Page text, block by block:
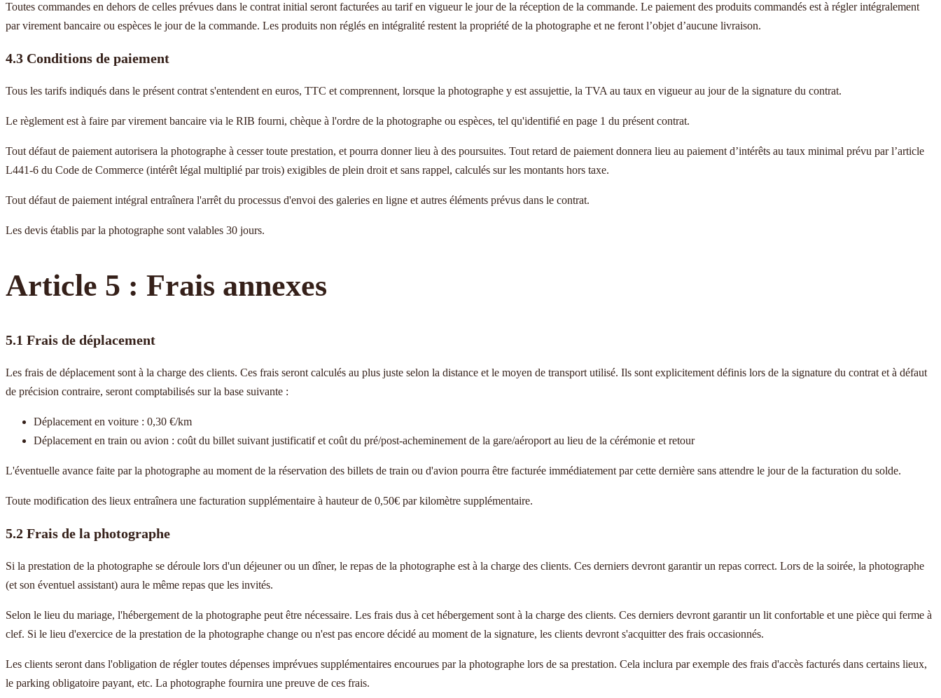
Toutes commandes en dehors de celles prévues dans le contrat initial seront facturées au tarif en vigueur le jour de la réception de la commande. Le paiement des produits commandés est à régler intégralement
par virement bancaire ou espèces le jour de la commande. Les produits non réglés en intégralité restent la propriété de la photographe et ne feront l’objet d’aucune livraison.
4.3 Conditions de paiement
Tous les tarifs indiqués dans le présent contrat s'entendent en euros, TTC et comprennent, lorsque la photographe y est assujettie, la TVA au taux en vigueur au jour de la signature du contrat.
Le règlement est à faire par virement bancaire via le RIB fourni, chèque à l'ordre de la photographe ou espèces, tel qu'identifié en page 1 du présent contrat.
Tout défaut de paiement autorisera la photographe à cesser toute prestation, et pourra donner lieu à des poursuites. Tout retard de paiement donnera lieu au paiement d’intérêts au taux minimal prévu par l’article
L441-6 du Code de Commerce (intérêt légal multiplié par trois) exigibles de plein droit et sans rappel, calculés sur les montants hors taxe.
Tout défaut de paiement intégral entraînera l'arrêt du processus d'envoi des galeries en ligne et autres éléments prévus dans le contrat.
Les devis établis par la photographe sont valables 30 jours.
Article 5 : Frais annexes
5.1 Frais de déplacement
Les frais de déplacement sont à la charge des clients. Ces frais seront calculés au plus juste selon la distance et le moyen de transport utilisé. Ils sont explicitement définis lors de la signature du contrat et à défaut
de précision contraire, seront comptabilisés sur la base suivante :
Déplacement en voiture : 0,30 €/km
Déplacement en train ou avion : coût du billet suivant justificatif et coût du pré/post-acheminement de la gare/aéroport au lieu de la cérémonie et retour
L'éventuelle avance faite par la photographe au moment de la réservation des billets de train ou d'avion pourra être facturée immédiatement par cette dernière sans attendre le jour de la facturation du solde.
Toute modification des lieux entraînera une facturation supplémentaire à hauteur de 0,50€ par kilomètre supplémentaire.
5.2 Frais de la photographe
Si la prestation de la photographe se déroule lors d'un déjeuner ou un dîner, le repas de la photographe est à la charge des clients. Ces derniers devront garantir un repas correct. Lors de la soirée, la photographe
(et son éventuel assistant) aura le même repas que les invités.
Selon le lieu du mariage, l'hébergement de la photographe peut être nécessaire. Les frais dus à cet hébergement sont à la charge des clients. Ces derniers devront garantir un lit confortable et une pièce qui ferme à
clef. Si le lieu d'exercice de la prestation de la photographe change ou n'est pas encore décidé au moment de la signature, les clients devront s'acquitter des frais occasionnés.
Les clients seront dans l'obligation de régler toutes dépenses imprévues supplémentaires encourues par la photographe lors de sa prestation. Cela inclura par exemple des frais d'accès facturés dans certains lieux,
le parking obligatoire payant, etc. La photographe fournira une preuve de ces frais.